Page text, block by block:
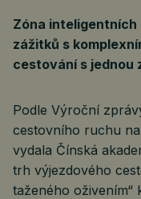
Zóna
zážitků s
cestování s jednou
Podle Výroční
cestovního ruchu
vydala Čínská
trh výjezdového
taženého oživením“